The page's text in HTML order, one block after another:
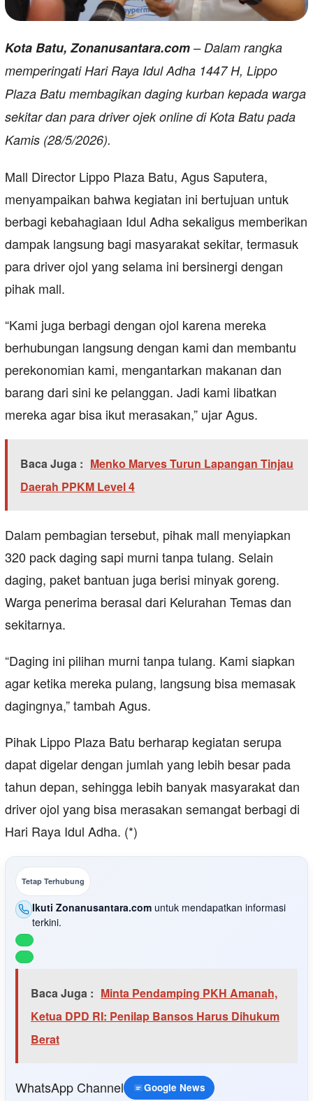
Kota Batu, Zonanusantara.com – Dalam rangka
memperingati Hari Raya Idul Adha 1447 H, Lippo
Plaza Batu membagikan daging kurban kepada warga
sekitar dan para driver ojek online di Kota Batu pada
Kamis (28/5/2026).
Mall Director Lippo Plaza Batu, Agus Saputera,
menyampaikan bahwa kegiatan ini bertujuan untuk
berbagi kebahagiaan Idul Adha sekaligus memberikan
dampak langsung bagi masyarakat sekitar, termasuk
para driver ojol yang selama ini bersinergi dengan
pihak mall.
“Kami juga berbagi dengan ojol karena mereka
berhubungan langsung dengan kami dan membantu
perekonomian kami, mengantarkan makanan dan
barang dari sini ke pelanggan. Jadi kami libatkan
mereka agar bisa ikut merasakan,” ujar Agus.
Baca Juga : Menko Marves Turun Lapangan Tinjau
Daerah PPKM Level 4
Dalam pembagian tersebut, pihak mall menyiapkan
320 pack daging sapi murni tanpa tulang. Selain
daging, paket bantuan juga berisi minyak goreng.
Warga penerima berasal dari Kelurahan Temas dan
sekitarnya.
“Daging ini pilihan murni tanpa tulang. Kami siapkan
agar ketika mereka pulang, langsung bisa memasak
dagingnya,” tambah Agus.
Pihak Lippo Plaza Batu berharap kegiatan serupa
dapat digelar dengan jumlah yang lebih besar pada
tahun depan, sehingga lebih banyak masyarakat dan
driver ojol yang bisa merasakan semangat berbagi di
Hari Raya Idul Adha. (*)
Tetap Terhubung
Ikuti Zonanusantara.com untuk mendapatkan informasi
terkini.
Baca Juga : Minta Pendamping PKH Amanah,
Ketua DPD RI: Penilap Bansos Harus Dihukum
Berat
WhatsApp Channel Google News